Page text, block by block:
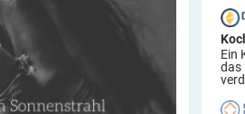
Ein
das